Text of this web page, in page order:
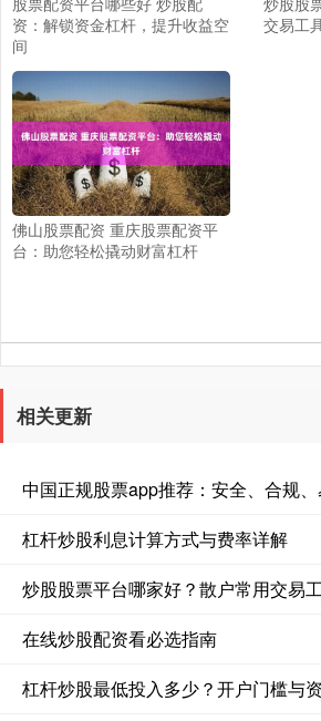
资：解锁资金杠杆，提升收益空
间
交易工
佛山股票配资 重庆股票配资平
台：助您轻松撬动财富杠杆
相关更新
中国正规股票app推荐：安全、合规
杠杆炒股利息计算方式与费率详解
炒股股票平台哪家好？散户常用交易
在线炒股配资看必选指南
杠杆炒股最低投入多少？开户门槛与